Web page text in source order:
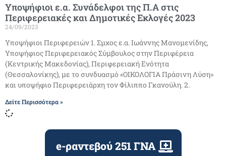
Υποψήφιοι ε.α. Συνάδελφοι της Π.Α στις
Περιφερειακές και Δημοτικές Εκλογές 2023
24/09/2023
Υποψήφιοι Περιφερειών 1. Σμχος ε.α. Ιωάννης Μανομενίδης,
Υποψήφιος Περιφερειακός Σύμβουλος στην Περιφέρεια
(Κεντρικής Μακεδονίας), Περιφερειακή Ενότητα
(Θεσσαλονίκης), με το συνδυασμό «ΟΙΚΟΛΟΓΙΑ Πράσινη Λύση»
και υποψήφιο Περιφερειάρχη τον Φίλιππο Γκανούλη. 2.
Δείτε Περισσότερα »
e-ραντεβού 251 ΓΝΑ